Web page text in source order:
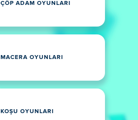
ÇÖP ADAM OYUNLARI
MACERA OYUNLARI
KOŞU OYUNLARI